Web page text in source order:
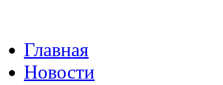
Главная
Новости